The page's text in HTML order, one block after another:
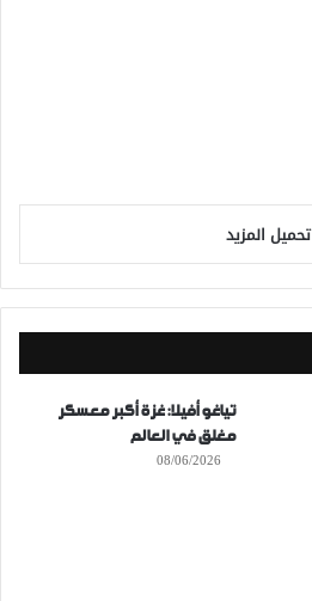
تحميل المزيد
تياغو أفيلا: غزة أكبر معسكر
مغلق في العالم
08/06/2026